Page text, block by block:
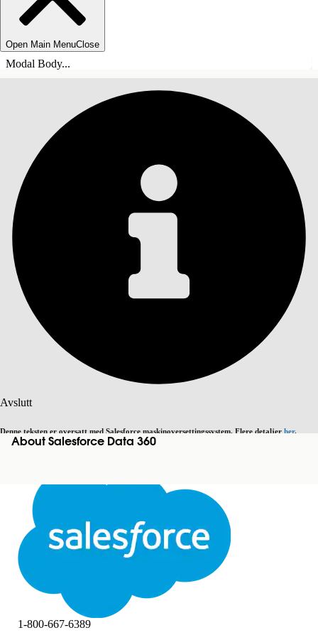
Open Main MenuClose
Modal Body...
Avslutt
Denne teksten er oversatt med Salesforce maskinoversettingssystem. Flere detaljer her.
Bytt til engelsk Ikke nå
Avslutt Avslutt
About Salesforce Data 360
Vis innholdsfortegnelse
1-800-667-6389